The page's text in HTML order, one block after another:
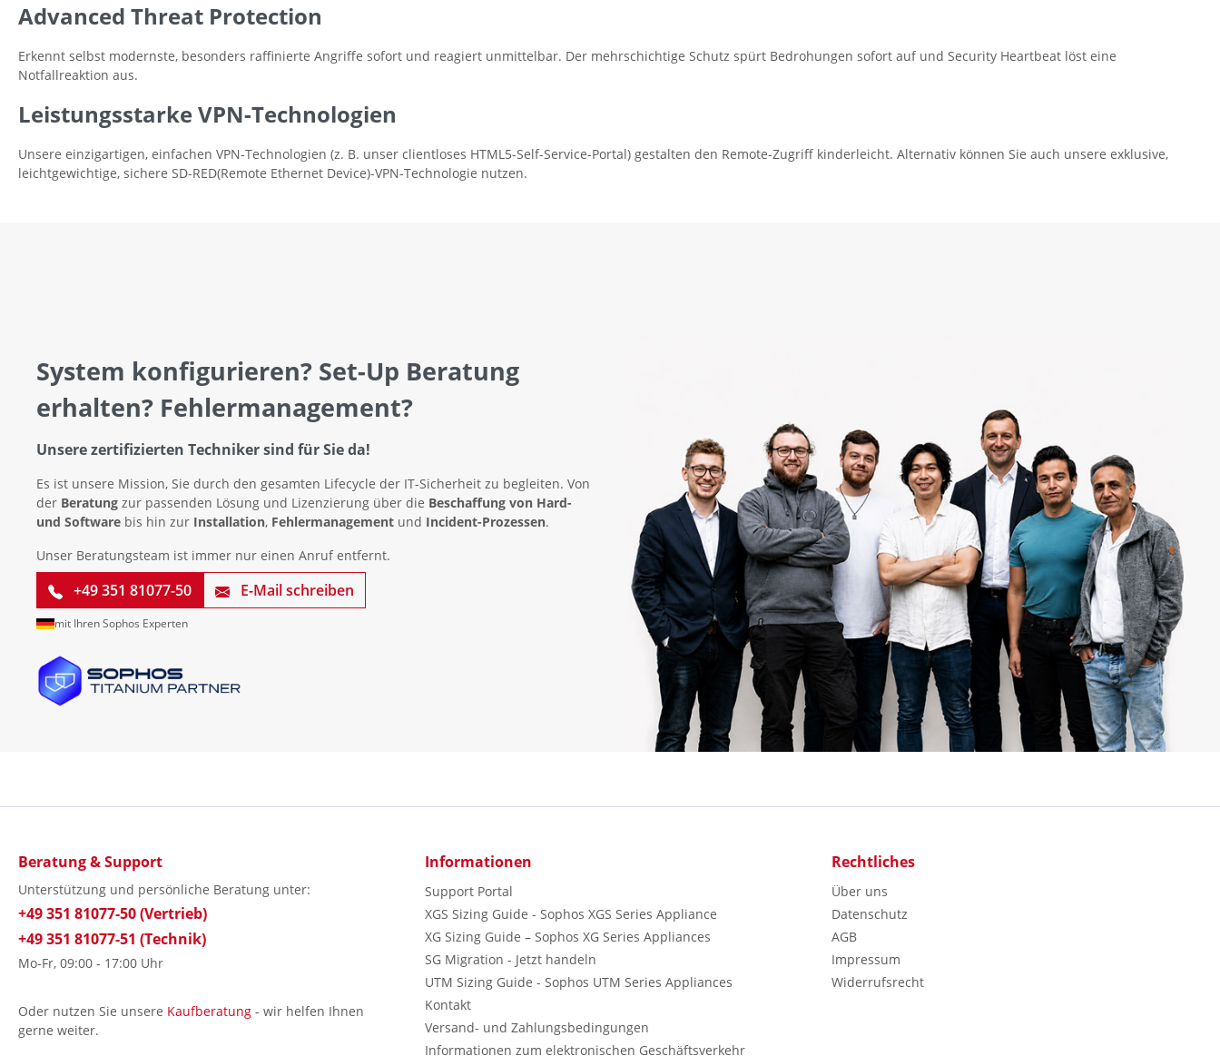
Advanced Threat Protection
Erkennt selbst modernste, besonders raffinierte Angriffe sofort und reagiert unmittelbar. Der mehrschichtige Schutz spürt Bedrohungen sofort auf und Security Heartbeat löst eine
Notfallreaktion aus.
Leistungsstarke VPN-Technologien
Unsere einzigartigen, einfachen VPN-Technologien (z. B. unser clientloses HTML5-Self-Service-Portal) gestalten den Remote-Zugriff kinderleicht. Alternativ können Sie auch unsere exklusive,
leichtgewichtige, sichere SD-RED(Remote Ethernet Device)-VPN-Technologie nutzen.
System konfigurieren? Set-Up Beratung
erhalten? Fehlermanagement?
Unsere zertifizierten Techniker sind für Sie da!
Es ist unsere Mission, Sie durch den gesamten Lifecycle der IT-Sicherheit zu begleiten. Von
der Beratung zur passenden Lösung und Lizenzierung über die Beschaffung von Hard-
und Software bis hin zur Installation, Fehlermanagement und Incident-Prozessen.
Unser Beratungsteam ist immer nur einen Anruf entfernt.
+49 351 81077-50 E-Mail schreiben
mit Ihren Sophos Experten
Beratung & Support
Unterstützung und persönliche Beratung unter:
+49 351 81077-50 (Vertrieb)
+49 351 81077-51 (Technik)
Mo-Fr, 09:00 - 17:00 Uhr
Oder nutzen Sie unsere Kaufberatung - wir helfen Ihnen
gerne weiter.
Informationen
Support Portal
XGS Sizing Guide - Sophos XGS Series Appliance
XG Sizing Guide – Sophos XG Series Appliances
SG Migration - Jetzt handeln
UTM Sizing Guide - Sophos UTM Series Appliances
Kontakt
Versand- und Zahlungsbedingungen
Informationen zum elektronischen Geschäftsverkehr
Rechtliches
Über uns
Datenschutz
AGB
Impressum
Widerrufsrecht